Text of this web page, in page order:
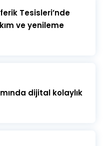
Tesisleri’nde
ve yenileme
dijital kolaylık